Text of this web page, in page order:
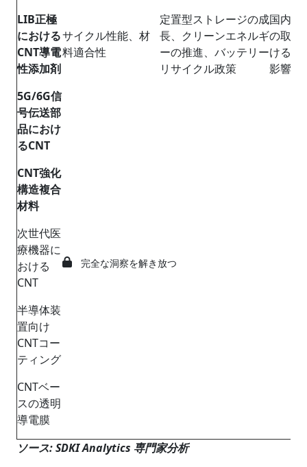
LIB正極
における
CNT導電
性添加剤
サイクル性能、材
料適合性
定置型ストレージの成
長、クリーンエネルギ
ーの推進、バッテリー
リサイクル政策
国内の
の取り
ける先
影響を
5G/6G信
号伝送部
品におけ
るCNT
完全な洞察を解き放つ
CNT強化
構造複合
材料
次世代医
療機器に
おける
CNT
半導体装
置向け
CNTコー
ティング
CNTベー
スの透明
導電膜
ソース: SDKI Analytics 専門家分析